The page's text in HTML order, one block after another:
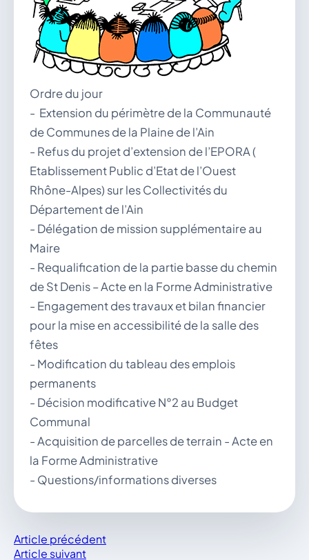
Contacter la mairie
Le guichet des associations
publier une annonce
Ordre du jour
- Extension du périmètre de la Communauté
de Communes de la Plaine de l’Ain
- Refus du projet d’extension de l’EPORA (
Etablissement Public d’Etat de l’Ouest
Rhône-Alpes) sur les Collectivités du
Département de l’Ain
- Délégation de mission supplémentaire au
Maire
- Requalification de la partie basse du chemin
de St Denis – Acte en la Forme Administrative
- Engagement des travaux et bilan financier
pour la mise en accessibilité de la salle des
fêtes
- Modification du tableau des emplois
permanents
- Décision modificative N°2 au Budget
Communal
- Acquisition de parcelles de terrain - Acte en
la Forme Administrative
- Questions/informations diverses
Article précédent
Article suivant